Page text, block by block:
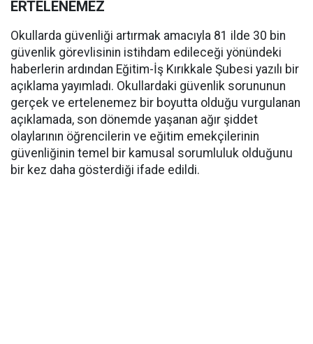
ERTELENEMEZ
Okullarda güvenliği artırmak amacıyla 81 ilde 30 bin
güvenlik görevlisinin istihdam edileceği yönündeki
haberlerin ardından Eğitim-İş Kırıkkale Şubesi yazılı bir
açıklama yayımladı. Okullardaki güvenlik sorununun
gerçek ve ertelenemez bir boyutta olduğu vurgulanan
açıklamada, son dönemde yaşanan ağır şiddet
olaylarının öğrencilerin ve eğitim emekçilerinin
güvenliğinin temel bir kamusal sorumluluk olduğunu
bir kez daha gösterdiği ifade edildi.